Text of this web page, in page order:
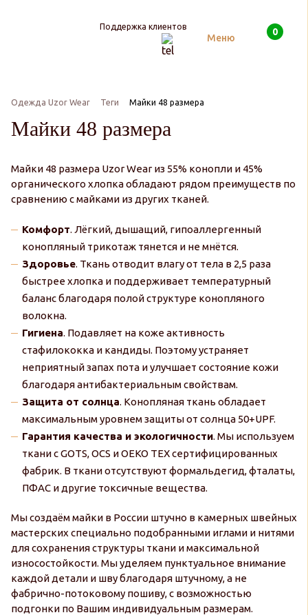
Поддержка клиентов
Меню
Поиск 0
Одежда Uzor Wear Теги Майки 48 размера
Майки 48 размера
Майки 48 размера Uzor Wear из 55% конопли и 45%
органического хлопка обладают рядом преимуществ по
сравнению с майками из других тканей.
Комфорт. Лёгкий, дышащий, гипоаллергенный
конопляный трикотаж тянется и не мнётся.
Здоровье. Ткань отводит влагу от тела в 2,5 раза
быстрее хлопка и поддерживает температурный
баланс благодаря полой структуре конопляного
волокна.
Гигиена. Подавляет на коже активность
стафилококка и кандиды. Поэтому устраняет
неприятный запах пота и улучшает состояние кожи
благодаря антибактериальным свойствам.
Защита от солнца. Конопляная ткань обладает
максимальным уровнем защиты от солнца 50+UPF.
Гарантия качества и экологичности. Мы используем
ткани с GOTS, OCS и OEKO TEX сертифицированных
фабрик. В ткани отсутствуют формальдегид, фталаты,
ПФАС и другие токсичные вещества.
Мы создаём майки в России штучно в камерных швейных
мастерских специально подобранными иглами и нитями
для сохранения структуры ткани и максимальной
износостойкости. Мы уделяем пунктуальное внимание
каждой детали и шву благодаря штучному, а не
фабрично-потоковому пошиву, с возможностью
подгонки по Вашим индивидуальным размерам.